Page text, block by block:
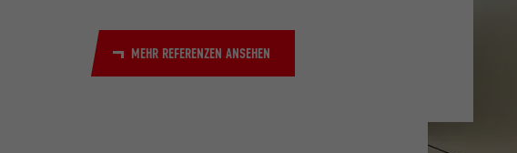
MEHR REFERENZEN ANSEHEN